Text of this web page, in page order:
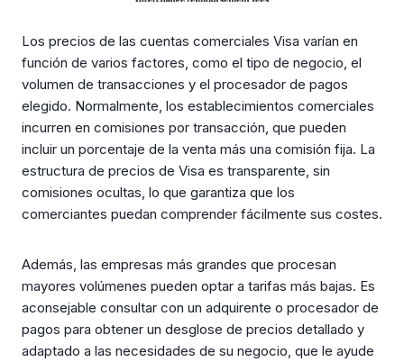
Los precios de las cuentas comerciales Visa varían en
función de varios factores, como el tipo de negocio, el
volumen de transacciones y el procesador de pagos
elegido. Normalmente, los establecimientos comerciales
incurren en comisiones por transacción, que pueden
incluir un porcentaje de la venta más una comisión fija. La
estructura de precios de Visa es transparente, sin
comisiones ocultas, lo que garantiza que los
comerciantes puedan comprender fácilmente sus costes.
Además, las empresas más grandes que procesan
mayores volúmenes pueden optar a tarifas más bajas. Es
aconsejable consultar con un adquirente o procesador de
pagos para obtener un desglose de precios detallado y
adaptado a las necesidades de su negocio, que le ayude